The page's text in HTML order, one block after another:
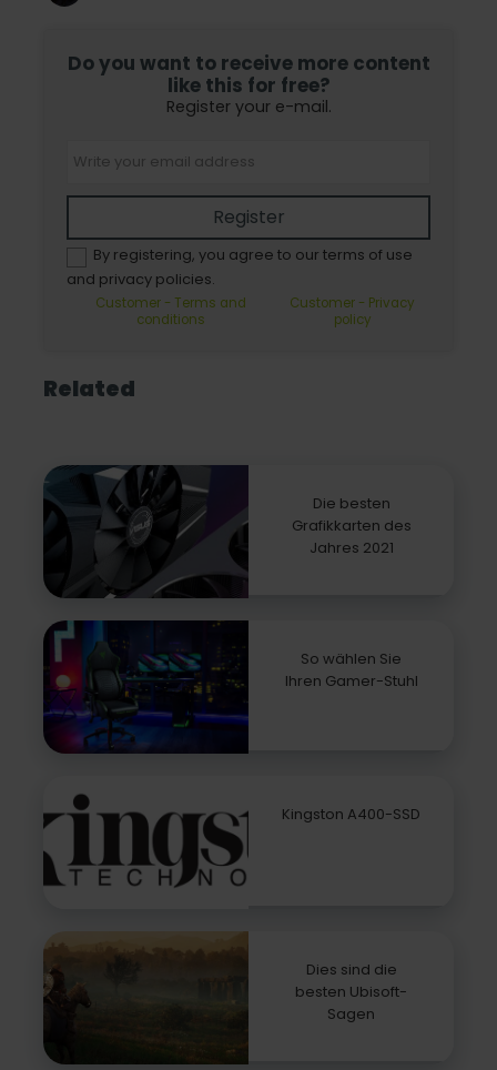
Do you want to receive more content
like this for free?
Register your e-mail.
Register
By registering, you agree to our terms of use
and privacy policies.
Customer - Terms and
conditions
Customer - Privacy
policy
Related
Die besten
Grafikkarten des
Jahres 2021
So wählen Sie
Ihren Gamer-Stuhl
Kingston A400-SSD
Dies sind die
besten Ubisoft-
Sagen